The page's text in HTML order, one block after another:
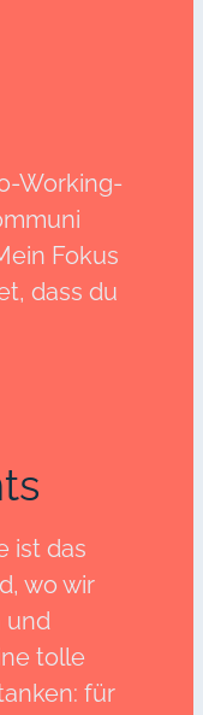
Working-
Fokus
dass du
ist das
wo wir
und
tolle
für